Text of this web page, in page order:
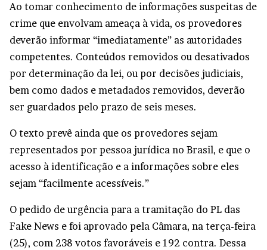
Ao tomar conhecimento de informações suspeitas de
crime que envolvam ameaça à vida, os provedores
deverão informar “imediatamente” as autoridades
competentes. Conteúdos removidos ou desativados
por determinação da lei, ou por decisões judiciais,
bem como dados e metadados removidos, deverão
ser guardados pelo prazo de seis meses.
O texto prevê ainda que os provedores sejam
representados por pessoa jurídica no Brasil, e que o
acesso à identificação e a informações sobre eles
sejam “facilmente acessíveis.”
O pedido de urgência para a tramitação do PL das
Fake News e foi aprovado pela Câmara, na terça-feira
(25), com 238 votos favoráveis e 192 contra. Dessa